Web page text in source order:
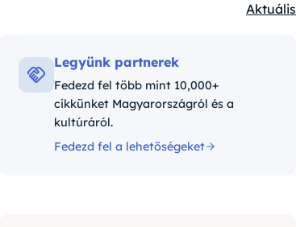
Aktuális
Legyünk partnerek
Fedezd fel több mint 10,000+
cikkünket Magyarországról és a
kultúráról.
Fedezd fel a lehetőségeket